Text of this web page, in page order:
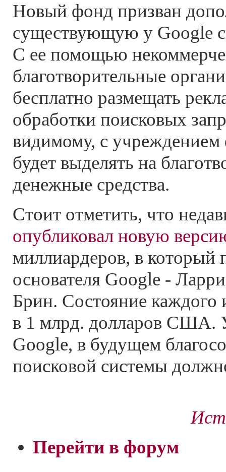
Новый фонд призван
существующую у Google
С ее помощью
благотворительные
бесплатно размещать
обработки поисковых
видимому, с
будет выделять на
денежные средства.
Стоит отметить, что
опубликовал новую
миллиардеров, в который
основателя Google -
Брин. Состояние каждого
в 1 млрд. долларов США.
Google, в будущем
поисковой системы
Перейти в форум